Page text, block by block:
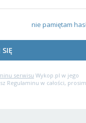
nie pamiętam
SIĘ
serwisu Wykop.pl w jego
Regulaminu w całości,